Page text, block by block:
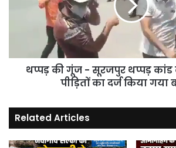
जांच
का
दर्ज
किया
गया
थप्पड़ की गूंज - सूरजपुर थप्पड़ कांड
पीड़ितों का दर्ज किया गया
Related Articles